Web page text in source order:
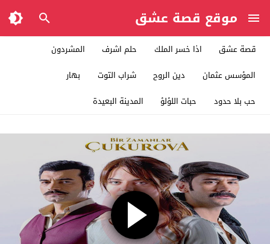
موقع قصة عشق
قصة عشق اذا خسر الملك حلم اشرف
المشردون
المؤسس عثمان
دين الروح شراب التوت
بهار
حب بلا حدود
حبات اللؤلؤ المدينة البعيدة